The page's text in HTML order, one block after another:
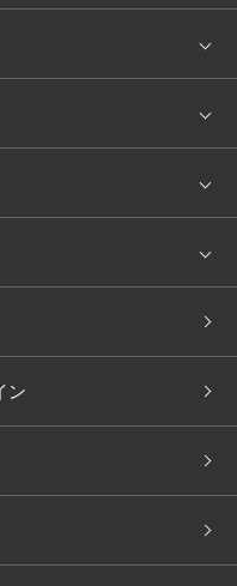
une nana cool
Mens Innerwear
ワコールスタイル
人間科学研究開発センター見
ン